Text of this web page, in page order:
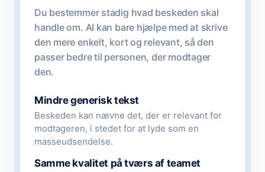
Du bestemmer stadig hvad beskeden skal
handle om. AI kan bare hjælpe med at skrive
den mere enkelt, kort og relevant, så den
passer bedre til personen, der modtager
den.
Mindre generisk tekst
Beskeden kan nævne det, der er relevant for
modtageren, i stedet for at lyde som en
masseudsendelse.
Samme kvalitet på tværs af teamet